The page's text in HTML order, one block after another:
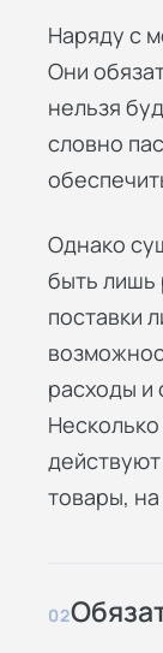
Наряду с
Они
нельзя
словно
Однако
быть лишь
поставки
расходы и
товары,
02